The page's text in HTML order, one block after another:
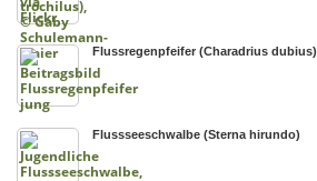
Flussregenpfeifer (Charadrius dubius)
Flussseeschwalbe (Sterna hirundo)